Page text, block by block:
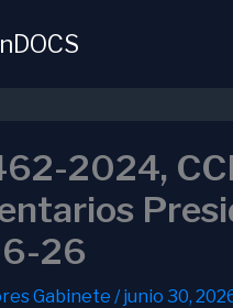
2024,
26
Gabinete /junio 30,